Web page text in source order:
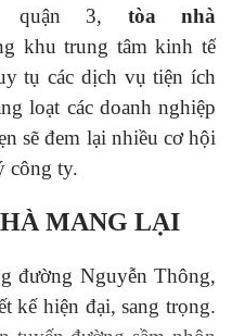
quận 3, tòa nhà
khu trung tâm kinh tế
tụ các dịch vụ tiện ích
loạt các doanh nghiệp
sẽ đem lại nhiều cơ hội
công ty.
MANG LẠI
đường Nguyễn Thông,
kế hiện đại, sang trọng.